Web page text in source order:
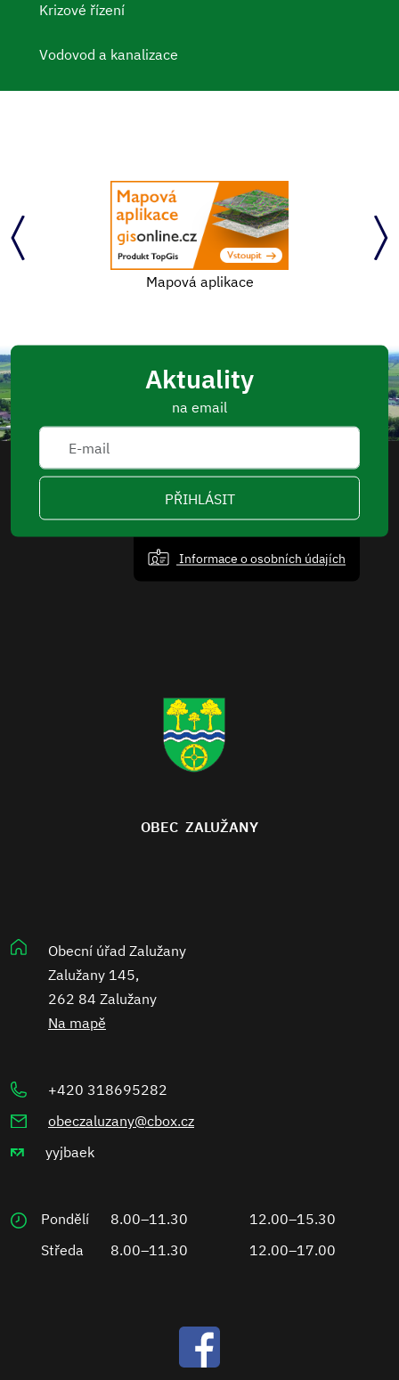
Krizové řízení
Vodovod a kanalizace
Mapová aplikace
Aktuality
na email
PŘIHLÁSIT
Informace o osobních údajích
OBEC ZALUŽANY
Obecní úřad Zalužany
Zalužany 145,
262 84 Zalužany
Na mapě
+420 318695282
obeczaluzany@cbox.cz
yyjbaek
Pondělí 8.00–11.30
12.00–15.30
Středa
8.00–11.30 12.00–17.00